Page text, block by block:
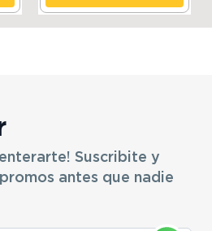
Suscribite y
antes que nadie